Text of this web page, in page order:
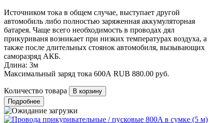
Источником тока в общем случае, выступает другой
автомобиль либо полностью заряженная аккумуляторная
батарея. Чаще всего необходимость в проводах дял
прикуриваня возникает при низких температурах воздуха, а
также после длительных стоянок автомобиля, вызывающих
саморазряд АКБ.
Длина: 3м
Максимальный заряд тока 600А RUB 880.00 руб.
Количество товара
Подробнее